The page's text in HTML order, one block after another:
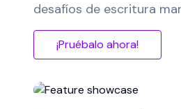
desafíos de escritura
¡Pruébalo ahora!